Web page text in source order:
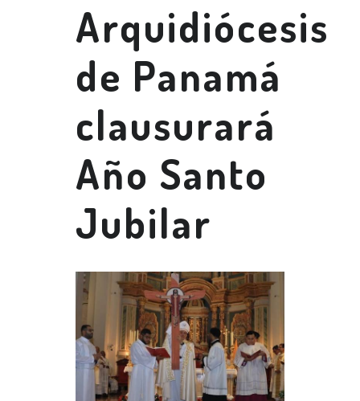
Arquidiócesis
de Panamá
clausurará
Año Santo
Jubilar